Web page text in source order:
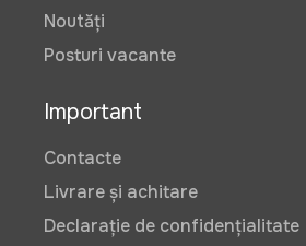
Noutăți
Posturi vacante
Important
Contacte
Livrare și achitare
Declarație de confidențialitate